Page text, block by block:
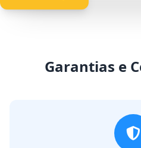
Garantias e